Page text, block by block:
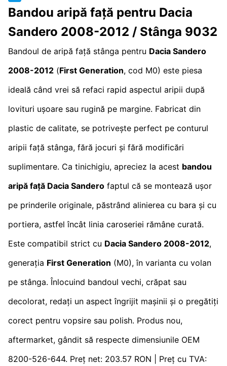
Bandou aripă față pentru Dacia
Sandero 2008-2012 / Stânga 9032
Bandoul de aripă față stânga pentru Dacia Sandero
2008-2012 (First Generation, cod M0) este piesa
ideală când vrei să refaci rapid aspectul aripii după
lovituri ușoare sau rugină pe margine. Fabricat din
plastic de calitate, se potrivește perfect pe conturul
aripii față stânga, fără jocuri și fără modificări
suplimentare. Ca tinichigiu, apreciez la acest bandou
aripă față Dacia Sandero faptul că se montează ușor
pe prinderile originale, păstrând alinierea cu bara și cu
portiera, astfel încât linia caroseriei rămâne curată.
Este compatibil strict cu Dacia Sandero 2008-2012,
generația First Generation (M0), în varianta cu volan
pe stânga. Înlocuind bandoul vechi, crăpat sau
decolorat, redați un aspect îngrijit mașinii și o pregătiți
corect pentru vopsire sau polish. Produs nou,
aftermarket, gândit să respecte dimensiunile OEM
8200-526-644. Preț net: 203.57 RON | Preț cu TVA: